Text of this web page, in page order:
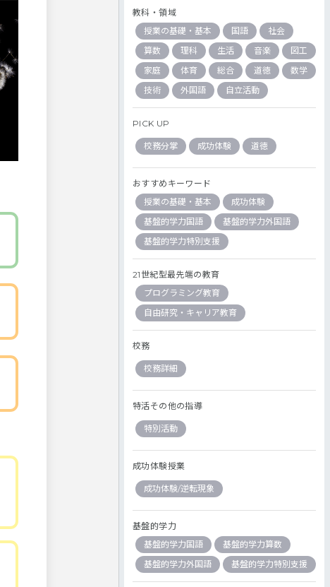
教科・領域
授業の基礎・基本
国語
社会
算数
理科 生活 音楽
図工
家庭
体育 総合 道徳
数学
技術
外国語 自立活動
PICK UP
校務分掌 成功体験 道徳
おすすめキーワード
授業の基礎・基本
成功体験
基盤的学力国語
基盤的学力外国語
基盤的学力特別支援
21世紀型最先端の教育
プログラミング教育
自由研究・キャリア教育
校務
校務詳細
特活その他の指導
特別活動
成功体験授業
成功体験/逆転現象
基盤的学力
基盤的学力国語
基盤的学力算数
基盤的学力外国語
基盤的学力特別支援